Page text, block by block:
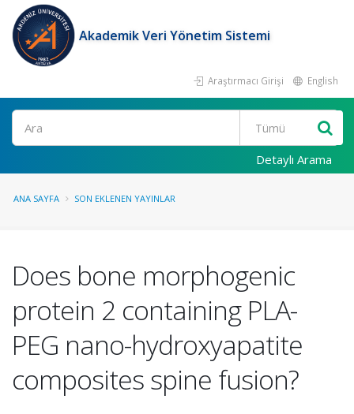
Akademik Veri Yönetim Sistemi
Araştırmacı Girişi English
Ara
Detaylı Arama
ANA SAYFA SON EKLENEN YAYINLAR
Does bone morphogenic
protein 2 containing PLA-
PEG nano-hydroxyapatite
composites spine fusion?